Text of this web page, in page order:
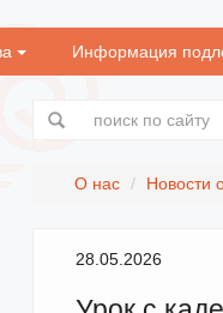
Информация
О нас Новости
28.05.2026